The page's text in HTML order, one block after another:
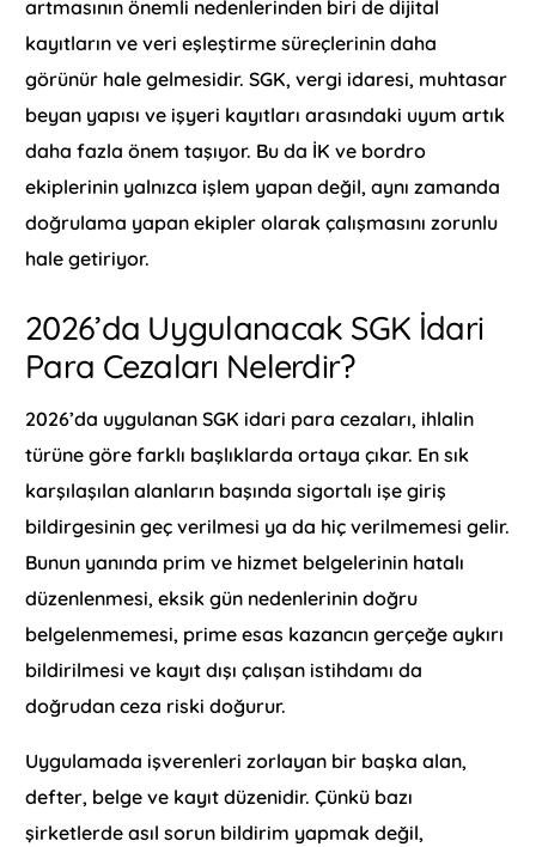
artmasının önemli nedenlerinden biri de dijital
kayıtların ve veri eşleştirme süreçlerinin daha
görünür hale gelmesidir. SGK, vergi idaresi, muhtasar
beyan yapısı ve işyeri kayıtları arasındaki uyum artık
daha fazla önem taşıyor. Bu da İK ve bordro
ekiplerinin yalnızca işlem yapan değil, aynı zamanda
doğrulama yapan ekipler olarak çalışmasını zorunlu
hale getiriyor.
2026’da Uygulanacak SGK İdari
Para Cezaları Nelerdir?
2026’da uygulanan SGK idari para cezaları, ihlalin
türüne göre farklı başlıklarda ortaya çıkar. En sık
karşılaşılan alanların başında sigortalı işe giriş
bildirgesinin geç verilmesi ya da hiç verilmemesi gelir.
Bunun yanında prim ve hizmet belgelerinin hatalı
düzenlenmesi, eksik gün nedenlerinin doğru
belgelenmemesi, prime esas kazancın gerçeğe aykırı
bildirilmesi ve kayıt dışı çalışan istihdamı da
doğrudan ceza riski doğurur.
Uygulamada işverenleri zorlayan bir başka alan,
defter, belge ve kayıt düzenidir. Çünkü bazı
şirketlerde asıl sorun bildirim yapmak değil,